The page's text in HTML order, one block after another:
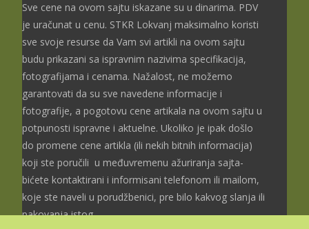
Sve cene na ovom sajtu iskazane su u dinarima. PDV
je uračunat u cenu. STKR Lokvanj maksimalno koristi
sve svoje resurse da Vam svi artikli na ovom sajtu
budu prikazani sa ispravnim nazivima specifikacija,
fotografijama i cenama. Nažalost, ne možemo
garantovati da su sve navedene informacije i
fotografije, a pogotovu cene artikala na ovom sajtu u
potpunosti ispravne i aktuelne. Ukoliko je ipak došlo
do promene cene artikla (ili nekih bitnih informacija)
koji ste poručili u međuvremenu ažuriranja sajta-
bićete kontaktirani i informisani telefonom ili mailom,
koje ste naveli u porudžbenici, pre bilo kakvog slanja ili
pakovanja istog.